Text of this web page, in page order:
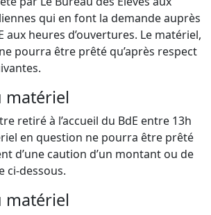
qui en font la demande auprès
aux heures d’ouvertures. Le matériel,
pourra être prêté qu’après respect
matériel
retiré à l’accueil du BdE entre 13h
en question ne pourra être prêté
d’une caution d’un montant ou de
ci-dessous.
matériel